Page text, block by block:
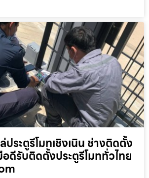
ประตูรีโมทเชิงเนิน ช่างติดตั้ง
ดีรับติดตั้งประตูรีโมททั่วไทย